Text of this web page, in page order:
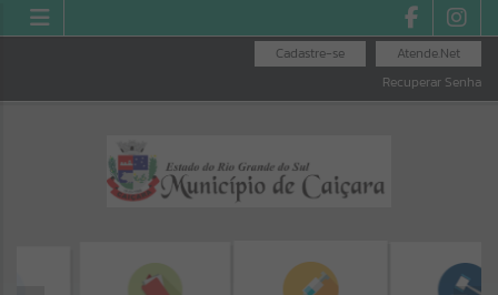
Atende.Net
Cadastre-se
Recuperar Senha